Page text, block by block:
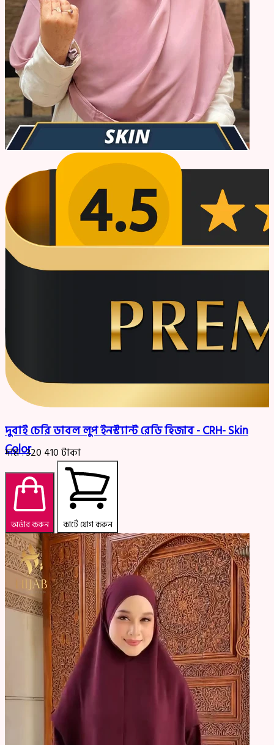
দুবাই চেরি ডাবল লুপ ইনস্ট্যান্ট রেডি হিজাব - CRH- Skin
Color
দাম :320 410টাকা
অর্ডার করুন কার্টে যোগ করুন